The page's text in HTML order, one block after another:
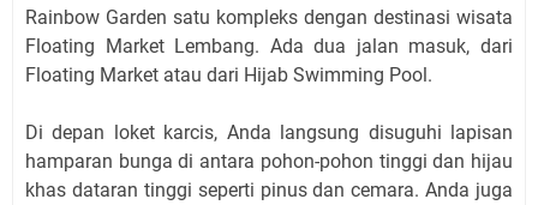
Rainbow Garden satu kompleks dengan destinasi wisata
Floating Market Lembang. Ada dua jalan masuk, dari
Floating Market atau dari Hijab Swimming Pool.
Di depan loket karcis, Anda langsung disuguhi lapisan
hamparan bunga di antara pohon-pohon tinggi dan hijau
khas dataran tinggi seperti pinus dan cemara. Anda juga